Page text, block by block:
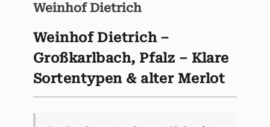
Weinhof Dietrich
Weinhof Dietrich –
Großkarlbach, Pfalz – Klare
Sortentypen & alter Merlot